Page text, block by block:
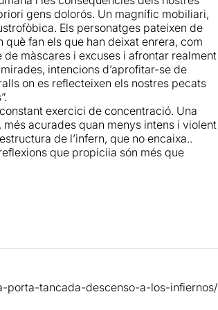
Prat i Collaconsegueixen crear
.L’escena es desenvolupa en un saló
del sostre, en mig de l’habitació una
de colors diferents (bordeus, verd i
tracta de l’ascensor per on van entrant
marcant els límits de la ficció
40. A part de què no hi falta cap detall
social de cadascun dels personatges.
d’ofec i calor infernal.
per treure’s el barret. Creieu-me si us
antiga empleada de correus, està
Possiblement dels tres personatges (tots
fila! També vull destacar les
gens dolorós. Un magnífic mobiliari,
Els personatges pateixen de
fan els que han deixat enrera, com
màscares i excuses i afrontar realment
intencions d’aprofitar-se de
on es reflecteixen els nostres pecats
exercici de concentració. Una
acurades quan menys intens i violent
de l’infern, que no encaixa..
que propiciia són més que
porta-tancada-descenso-a-los-infiernos/